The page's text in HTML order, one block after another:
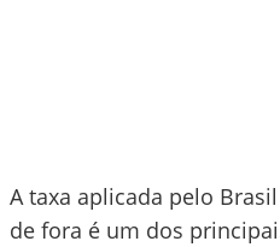
A taxa aplicada pelo
de fora é um dos